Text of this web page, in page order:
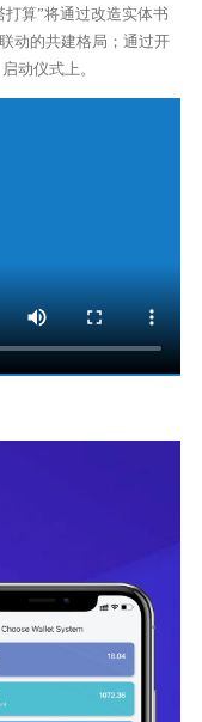
算”将通过改造实体书
动的共建格局；通过开
动仪式上。